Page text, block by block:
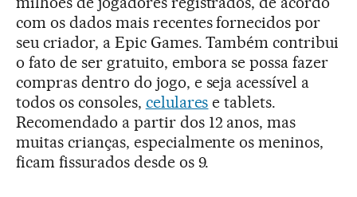
com os dados mais recentes fornecidos por
seu criador, a Epic Games. Também contribui
o fato de ser gratuito, embora se possa fazer
compras dentro do jogo, e seja acessível a
todos os consoles, celulares e tablets.
Recomendado a partir dos 12 anos, mas
muitas crianças, especialmente os meninos,
ficam fissurados desde os 9.